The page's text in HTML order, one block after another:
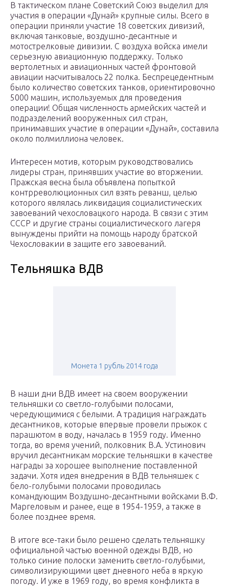
В тактическом плане Советский Союз выделил для
участия в операции «Дунай» крупные силы. Всего в
операции приняли участие 18 советских дивизий,
включая танковые, воздушно-десантные и
мотострелковые дивизии. С воздуха войска имели
серьезную авиационную поддержку. Только
вертолетных и авиационных частей фронтовой
авиации насчитывалось 22 полка. Беспрецедентным
было количество советских танков, ориентировочно
5000 машин, используемых для проведения
операции! Общая численность армейских частей и
подразделений вооруженных сил стран,
принимавших участие в операции «Дунай», составила
около полмиллиона человек.
Интересен мотив, которым руководствовались
лидеры стран, принявших участие во вторжении.
Пражская весна была объявлена попыткой
контрреволюционных сил взять реванш, целью
которого являлась ликвидация социалистических
завоеваний чехословацкого народа. В связи с этим
СССР и другие страны социалистического лагеря
вынуждены прийти на помощь народу братской
Чехословакии в защите его завоеваний.
Тельняшка ВДВ
Монета 1 рубль 2014 года
В наши дни ВДВ имеет на своем вооружении
тельняшки со светло-голубыми полосами,
чередующимися с белыми. А традиция награждать
десантников, которые впервые провели прыжок с
парашютом в воду, началась в 1959 году. Именно
тогда, во время учений, полковник В.А. Устинович
вручил десантникам морские тельняшки в качестве
награды за хорошее выполнение поставленной
задачи. Хотя идея внедрения в ВДВ тельняшек с
бело-голубыми полосами проводилась
командующим Воздушно-десантными войсками В.Ф.
Маргеловым и ранее, еще в 1954-1959, а также в
более позднее время.
В итоге все-таки было решено сделать тельняшку
официальной частью военной одежды ВДВ, но
только синие полоски заменить светло-голубыми,
символизирующими цвет дневного неба в яркую
погоду. И уже в 1969 году, во время конфликта в